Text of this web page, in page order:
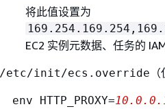
将此值设置为
EC2 实例元数据、任务的
/etc/init/ecs.override
env HTTP_PROXY=